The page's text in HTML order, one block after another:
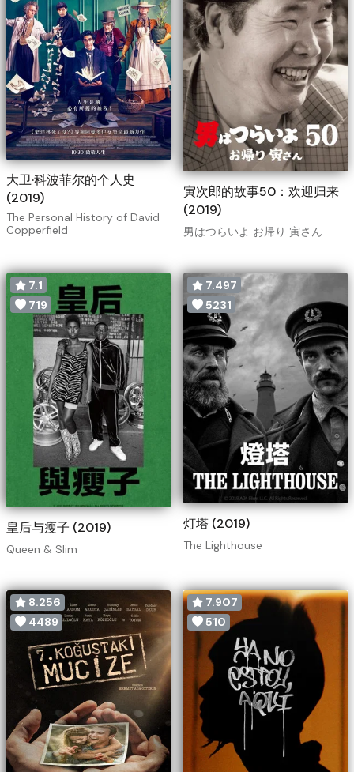
大卫·科波菲尔的个人史
(2019)
The Personal History of David
Copperfield
寅次郎的故事50：欢迎归来
(2019)
男はつらいよ お帰り 寅さん
7.1
719
皇后与瘦子 (2019)
Queen & Slim
7.497
5231
灯塔 (2019)
The Lighthouse
8.256
4489
7.907
510